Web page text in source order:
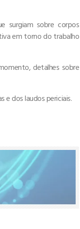
surgiam sobre corpos
em torno do trabalho
detalhes sobre
e dos laudos periciais.